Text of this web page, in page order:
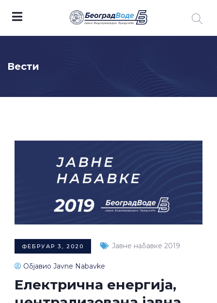
Вести
ФЕБРУАР 3, 2020 Јавне набавке 2019
Објавио Javne Nabavke
Електрична енергија,